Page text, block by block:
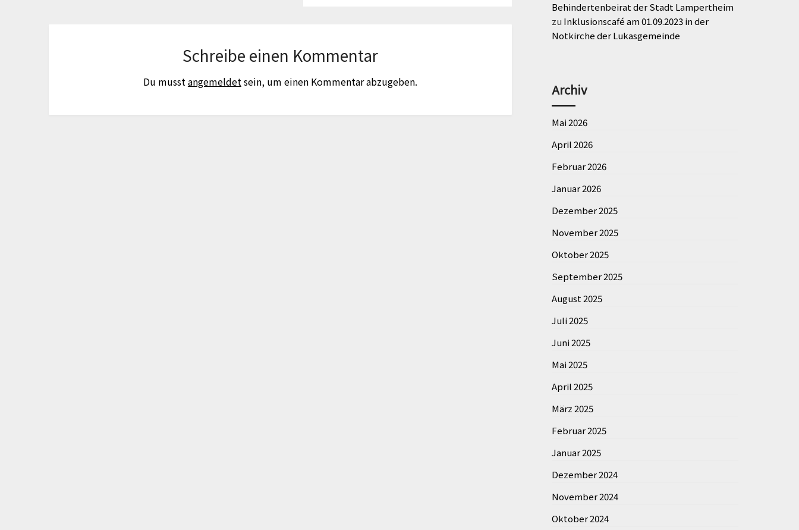
Schreibe einen Kommentar
Du musstangemeldetsein, um einen Kommentar abzugeben.
Behindertenbeirat der Stadt Lampertheim
zu Inklusionscafé am 01.09.2023 in der
Notkirche der Lukasgemeinde
Archiv
Mai 2026
April 2026
Februar 2026
Januar 2026
Dezember 2025
November 2025
Oktober 2025
September 2025
August 2025
Juli 2025
Juni 2025
Mai 2025
April 2025
März 2025
Februar 2025
Januar 2025
Dezember 2024
November 2024
Oktober 2024